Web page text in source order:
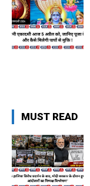
MUST READ